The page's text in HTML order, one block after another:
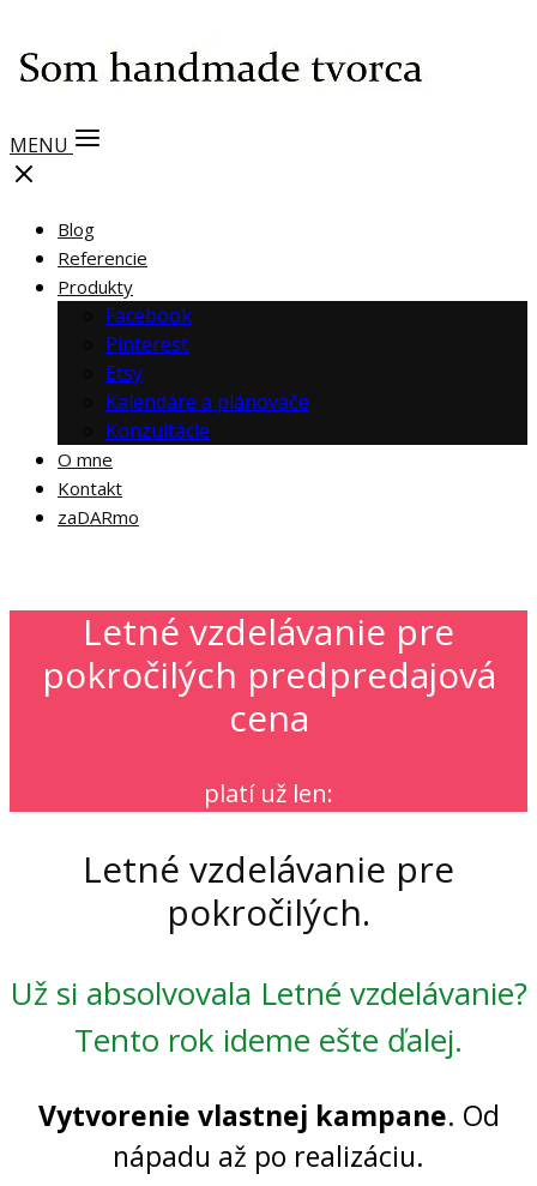
MENU
Blog
Referencie
Produkty
Facebook
Pinterest
Etsy
Kalendáre a plánovače
Konzultácie
O mne
Kontakt
zaDARmo
Letné vzdelávanie pre
pokročilých predpredajová
cena
platí už len:
Letné vzdelávanie pre
pokročilých.
Už si absolvovala Letné vzdelávanie?
Tento rok ideme ešte ďalej.
Vytvorenie vlastnej kampane. Od
nápadu až po realizáciu.